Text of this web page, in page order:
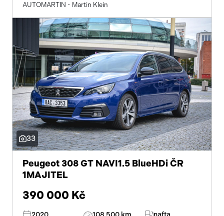
AUTOMARTIN - Martin Klein
33
Peugeot 308 GT NAVI1.5 BlueHDi ČR
1MAJITEL
390 000 Kč